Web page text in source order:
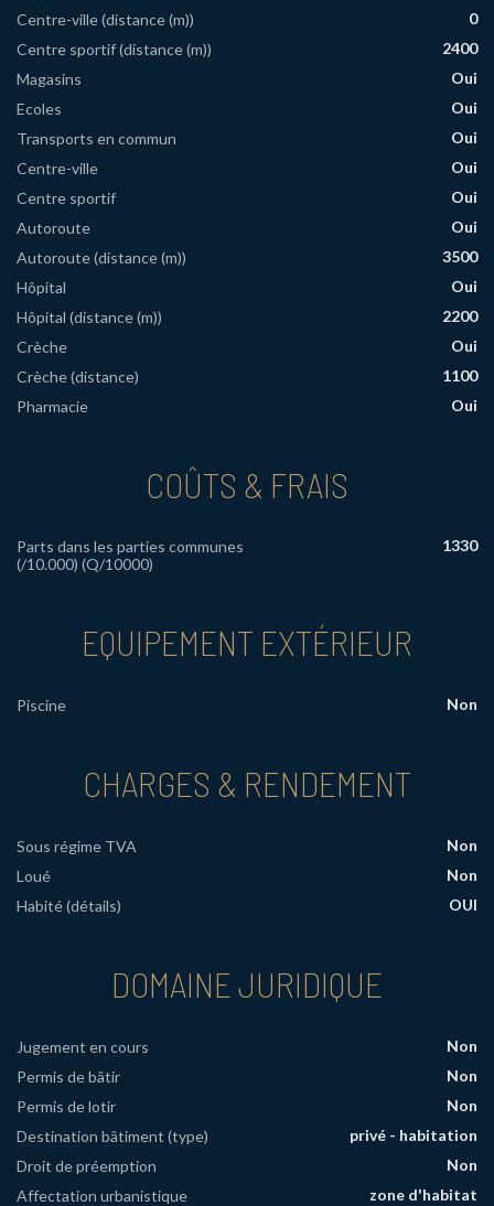
Centre-ville (distance (m))
0
Centre sportif (distance (m))
2400
Magasins
Oui
Ecoles
Oui
Transports en commun
Oui
Centre-ville
Oui
Centre sportif
Oui
Autoroute
Oui
Autoroute (distance (m))
3500
Hôpital
Oui
Hôpital (distance (m))
2200
Crèche
Oui
Crèche (distance)
1100
Pharmacie
Oui
COÛTS & FRAIS
Parts dans les parties communes
(/10.000) (Q/10000)
1330
EQUIPEMENT EXTÉRIEUR
Piscine Non
CHARGES & RENDEMENT
Sous régime TVA
Non
Loué
Non
Habité (détails)
OUI
DOMAINE JURIDIQUE
Jugement en cours
Non
Permis de bâtir
Non
Permis de lotir
Non
Destination bâtiment (type)
privé - habitation
Droit de préemption
Non
Affectation urbanistique
zone d'habitat